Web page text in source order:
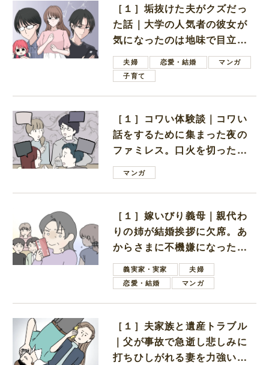
［１］垢抜けた夫がクズだっ
た話｜大学の人気者の彼女が
気になったのは地味で目立た
ない男子学生
夫婦 恋愛・結婚
マンガ
子育て
［１］コワい体験談｜コワい
話をするために集まった夜の
ファミレス。口火を切ったの
は電車好きの男の子ママ
マンガ
［１］嫁いびり義母｜親代わ
りの姉が結婚挨拶に欠席。あ
からさまに不機嫌になった義
母義実家・実家
夫婦
恋愛・結婚
マンガ
［１］夫家族と遺産トラブル
｜父が事故で急逝し悲しみに
打ちひしがれる妻を力強い言